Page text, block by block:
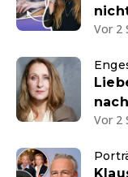
Vor 2
Vor 2